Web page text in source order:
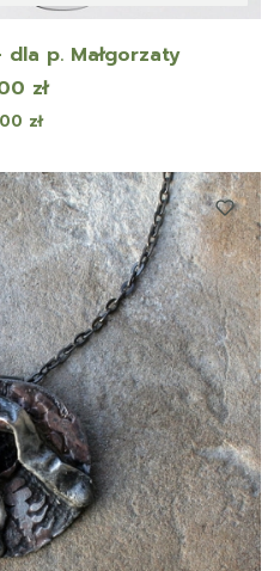
p. Małgorzaty
zł
zł